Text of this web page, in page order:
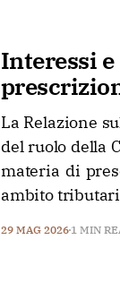
Interessi
La Relazione
del ruolo della
materia di
ambito
29 MAG 2026 1 MIN